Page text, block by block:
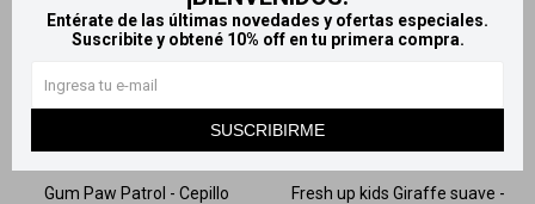
Entérate de las últimas novedades y ofertas especiales.
Suscribite y obtené 10% off en tu primera compra.
SUSCRIBIRME
Gum Paw Patrol - Cepillo
Fresh up kids Giraffe suave -